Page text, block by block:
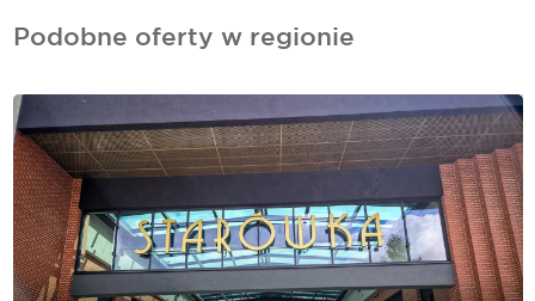
Podobne oferty w regionie